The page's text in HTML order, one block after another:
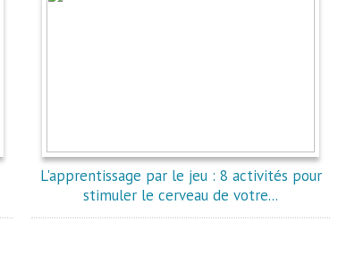
L'apprentissage par le jeu : 8 activités pour
stimuler le cerveau de votre...